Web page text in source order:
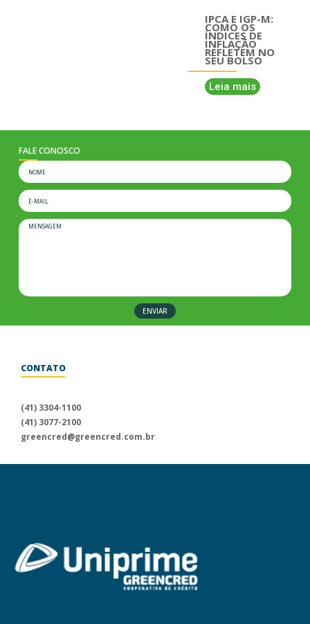
IPCA E IGP-M:
COMO OS
ÍNDICES DE
INFLAÇÃO
REFLETEM NO
SEU BOLSO
Leia mais
CONTATO
através dos nossos canais
de atendimento.
(41) 3304-1100
(41) 3077-2100
greencred@greencred.com.br
FALE CONOSCO
ENVIAR